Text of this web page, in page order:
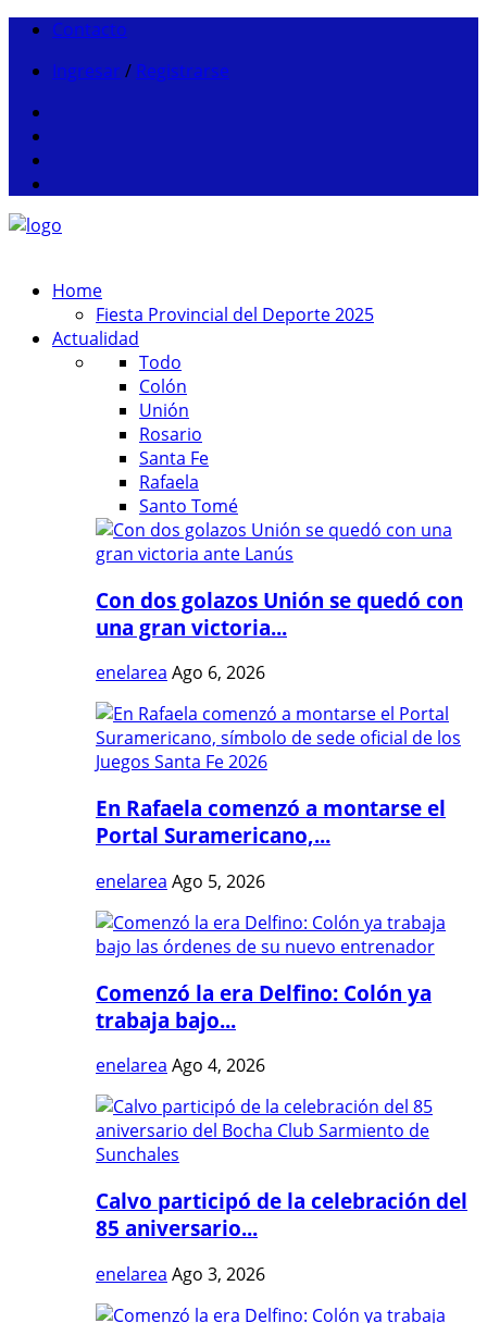
Contacto
Ingresar / Registrarse
Home
Fiesta Provincial del Deporte 2025
Actualidad
Todo
Colón
Unión
Rosario
Santa Fe
Rafaela
Santo Tomé
Con dos golazos Unión se quedó con
una gran victoria...
enelarea Ago 6, 2026
En Rafaela comenzó a montarse el
Portal Suramericano,...
enelarea Ago 5, 2026
Comenzó la era Delfino: Colón ya
trabaja bajo...
enelarea Ago 4, 2026
Calvo participó de la celebración del
85 aniversario...
enelarea Ago 3, 2026